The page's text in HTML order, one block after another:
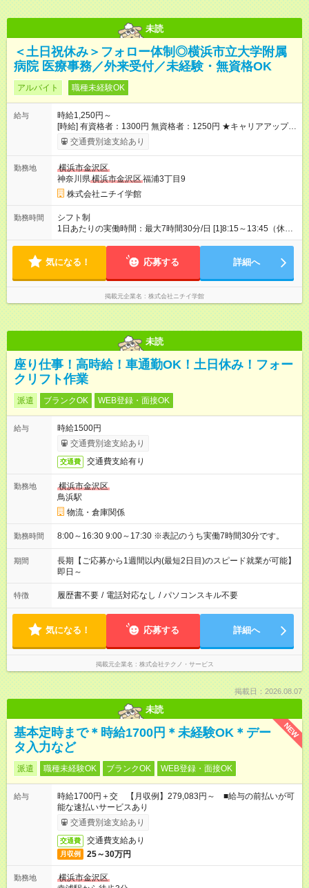
未読
＜土日祝休み＞フォロー体制◎横浜市立大学附属
病院 医療事務／外来受付／未経験・無資格OK
アルバイト 職種未経験OK
給与
時給1,250円～
[時給] 有資格者：1300円 無資格者：1250円 ★キャリアアップ制
度あり 進級により給与がアップします！ 【試用期間】試用期間
あり 試用期間の長さ：3ヶ月 雇用形態、給与は本採用時と同じ
交通費別途支給あり
勤務地
横浜市金沢区
神奈川県横浜市金沢区福浦3丁目9
株式会社ニチイ学館
勤務時間
シフト制
1日あたりの実働時間：最大7時間30分/日 [1]8:15～13:45（休憩
なし） ★週4日・月66時間勤務 [2]8:15～16:45（休憩60分） ★
ただきます。 ※残業月3時間あり
気になる！ 応募する 詳細へ
掲載元企業名 株式会社ニチイ学館
未読
座り仕事！高時給！車通勤OK！土日休み！フォー
クリフト作業
派遣 ブランクOK WEB登録・面接OK
給与
時給1500円
交通費別途支給あり
交通費 交通費支給有り
勤務地
横浜市金沢区
鳥浜駅
物流・倉庫関係
勤務時間 8:00～16:30 9:00～17:30 ※表記のうち実働7時間30分です。
期間
長期【ご応募から1週間以内(最短2日目)のスピード就業が可能】
即日～
特徴 履歴書不要 / 電話対応なし / パソコンスキル不要
気になる！ 応募する 詳細へ
掲載元企業名 株式会社テクノ・サービス
掲載日：2026.08.07
未読
NEW
基本定時まで＊時給1700円＊未経験OK＊デー
タ入力など
派遣 職種未経験OK ブランクOK WEB登録・面接OK
給与
時給1700円＋交 【月収例】279,083円～ ■給与の前払いが可
能な速払いサービスあり
交通費別途支給あり
交通費 交通費支給あり
月収例 25～30万円
勤務地
横浜市金沢区